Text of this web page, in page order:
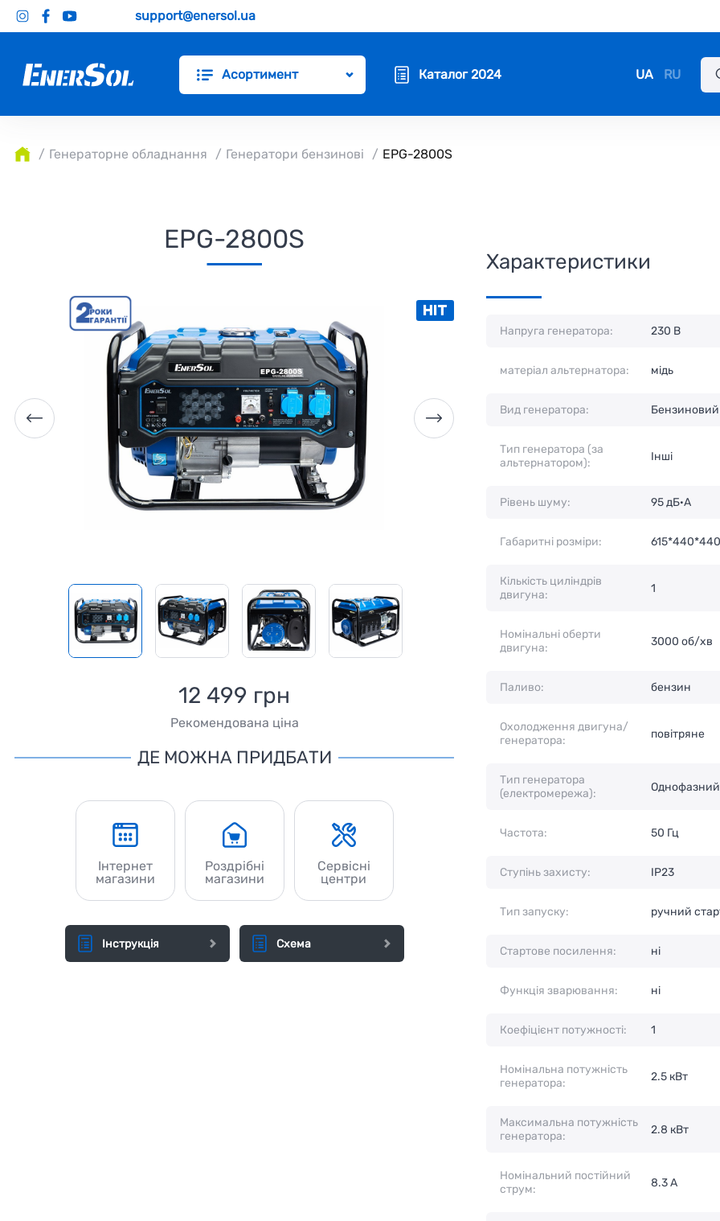
support@enersol.ua
Асортимент Каталог 2024 UA RU
Генераторне обладнання Генератори бензинові EPG-2800S
EPG-2800S
HIT
12 499 грн
Рекомендована ціна
ДЕ МОЖНА ПРИДБАТИ
Інтернет
магазини
Роздрібні
магазини
Сервісні
центри
Інструкція Схема
Характеристики
Напруга генератора: 230 В
матеріал альтернатора: мідь
Вид генератора: Бензиновий
Тип генератора (за
альтернатором):
Інші
Рівень шуму: 95 дБ·А
Габаритні розміри:
Кількість циліндрів
двигуна:
1
Номінальні оберти
двигуна:
3000 об/хв
Паливо: бензин
Охолодження двигуна/
генератора:
повітряне
Тип генератора
(електромережа):
Однофазний
Частота: 50 Гц
Ступінь захисту: IP23
Тип запуску: ручний
Стартове посилення: ні
Функція зварювання: ні
Коефіцієнт потужності: 1
Номінальна потужність
генератора:
2.5 кВт
Максимальна потужність
генератора:
2.8 кВт
Номінальний постійний
струм:
8.3 А